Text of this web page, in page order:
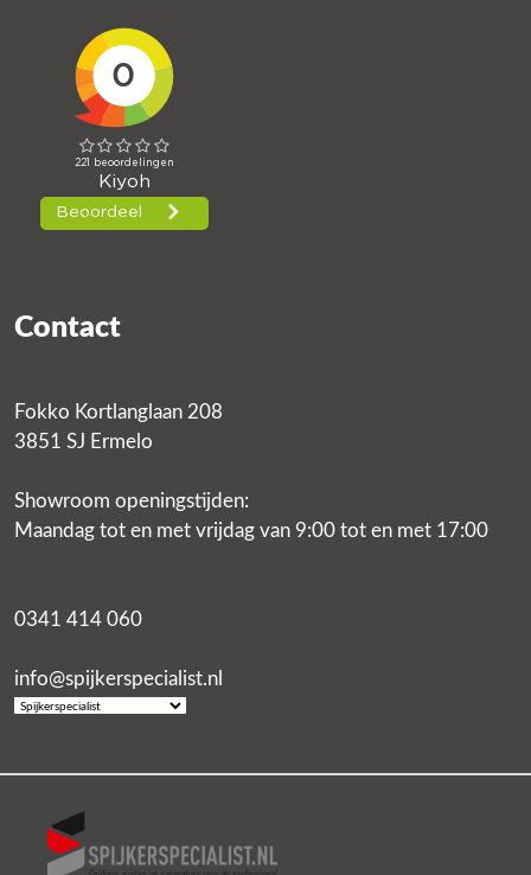
Contact
Fokko Kortlanglaan 208
3851 SJ Ermelo
Showroom openingstijden:
Maandag tot en met vrijdag van 9:00 tot en met 17:00
0341 414 060
info@spijkerspecialist.nl